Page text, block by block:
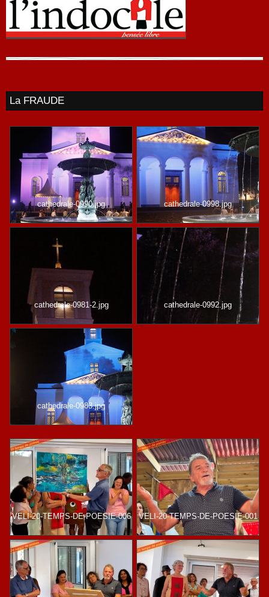
La FRAUDE
cathedrale-0990.jpg cathedrale-0998.jpg
cathedrale-0981-2.jpg cathedrale-0992.jpg
cathedrale-0983.jpg
VELI-20-TEMPS-DE-POESIE-006 VELI-20-TEMPS-DE-POESIE-001